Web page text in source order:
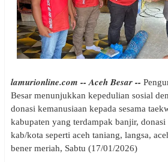
lamurionline.com -- Aceh Besar --
Besar menunjukkan kepedulian sosial
donasi kemanusiaan kepada sesama
kabupaten yang terdampak banjir,
kab/kota seperti aceh taniang, langsa,
bener meriah, Sabtu (17/01/2026)